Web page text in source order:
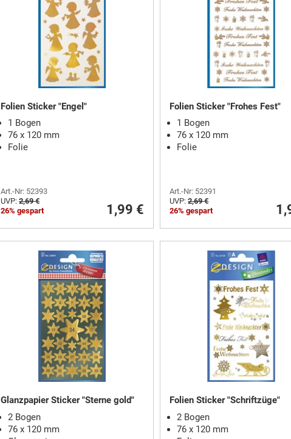
Folien Sticker "Engel"
1 Bogen
76 x 120 mm
Folie
Art.-Nr: 52393
UVP: 2,69 €
26% gespart
1,99 €
Folien Sticker "Frohes Fest"
1 Bogen
76 x 120 mm
Folie
Art.-Nr: 52391
UVP:2,69 €
26% gespart
Glanzpapier Sticker "Sterne gold"
2 Bogen
76 x 120 mm
Folien Sticker "Schriftzüge"
2 Bogen
76 x 120 mm